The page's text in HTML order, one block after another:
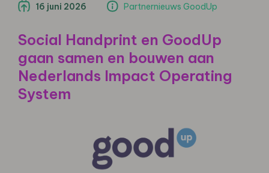
16 juni 2026 Partnernieuws GoodUp
Social Handprint en GoodUp
gaan samen en bouwen aan
Nederlands Impact Operating
System